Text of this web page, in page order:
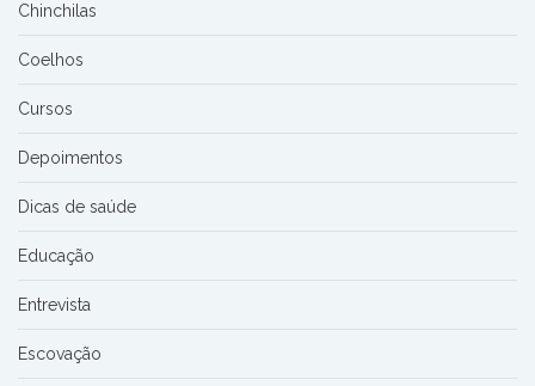
Chinchilas
Coelhos
Cursos
Depoimentos
Dicas de saúde
Educação
Entrevista
Escovação